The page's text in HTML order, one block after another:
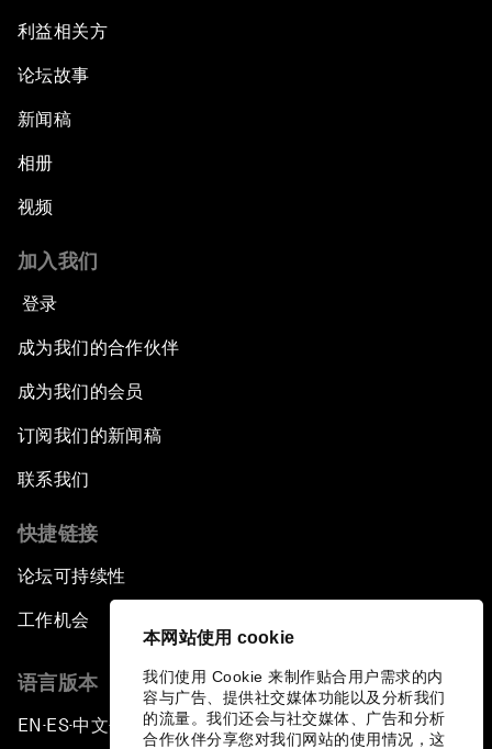
本网站使用 cookie
我们使用 Cookie 来制作贴合用户需求的内
容与广告、提供社交媒体功能以及分析我们
的流量。我们还会与社交媒体、广告和分析
合作伙伴分享您对我们网站的使用情况，这
利益相关方
论坛故事
新闻稿
相册
视频
加入我们
登录
成为我们的合作伙伴
成为我们的会员
订阅我们的新闻稿
联系我们
快捷链接
论坛可持续性
工作机会
语言版本
EN ▪ ES▪中文▪ 日本語